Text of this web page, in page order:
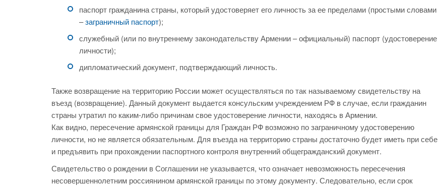
паспорт гражданина страны, который удостоверяет его личность за ее пределами (простыми словами
–заграничный паспорт);
служебный (или по внутреннему законодательству Армении – официальный) паспорт (удостоверение
личности);
дипломатический документ, подтверждающий личность.
Также возвращение на территорию России может осуществляться по так называемому свидетельству на
въезд (возвращение). Данный документ выдается консульским учреждением РФ в случае, если гражданин
страны утратил по каким-либо причинам свое удостоверение личности, находясь в Армении.
Как видно, пересечение армянской границы для Граждан РФ возможно по заграничному удостоверению
личности, но не является обязательным. Для въезда на территорию страны достаточно будет иметь при себе
и предъявить при прохождении паспортного контроля внутренний общегражданский документ.
Свидетельство о рождении в Соглашении не указывается, что означает невозможность пересечения
несовершеннолетним россиянином армянской границы по этому документу. Следовательно, если срок